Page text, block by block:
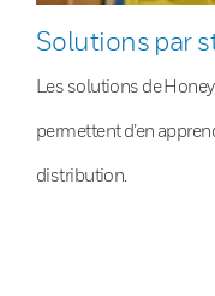
Solutions par
Les solutions de
permettent d’en
distribution.